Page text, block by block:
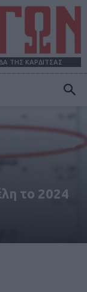
ΤΗΣ ΚΑΡΔΙΤΣΑΣ
το 2024